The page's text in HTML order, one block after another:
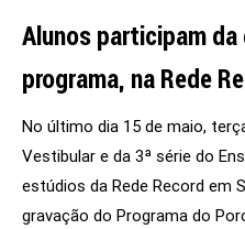
Alunos participam da
programa, na Rede
No último dia 15 de maio,
Vestibular e da 3ª série do
estúdios da Rede Record em
gravação do Programa do